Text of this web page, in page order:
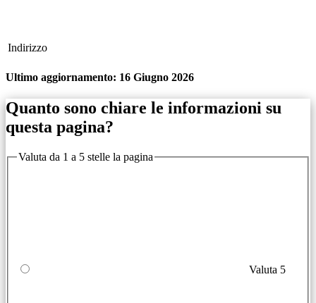
Indirizzo
Ultimo aggiornamento: 16 Giugno 2026
Quanto sono chiare le informazioni su
questa pagina?
Valuta da 1 a 5 stelle la pagina
Valuta 5